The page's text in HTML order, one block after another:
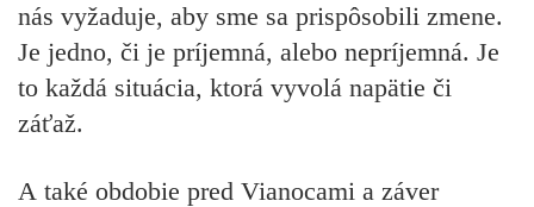
nás vyžaduje, aby sme sa prispôsobili zmene.
Je jedno, či je príjemná, alebo nepríjemná. Je
to každá situácia, ktorá vyvolá napätie či
záťaž.
A také obdobie pred Vianocami a záver